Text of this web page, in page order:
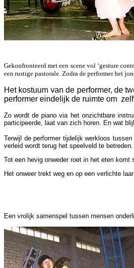
Gekonfronteerd met een scene vol ‘gesture
een rustige pastorale. Zodra de performer het
Het kostuum van de performer, de
performer eindelijk de ruimte om
Zo wordt de piano via het onzichtbare
participeerde, laat van zich horen. En wat
Terwijl de performer tijdelijk werkloos
verleid wordt terug het speelveld te
Tot een hevig onweder roet in het eten
Het onweer trekt weg en op een verlichte
Een vrolijk samenspel tussen mensen